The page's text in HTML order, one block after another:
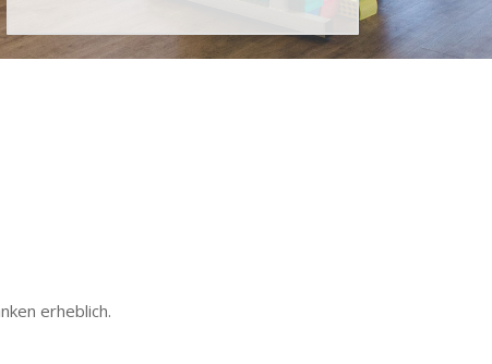
erheblich.